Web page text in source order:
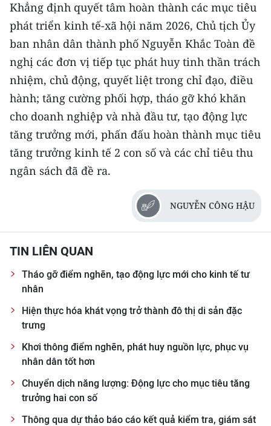
Khẳng định quyết tâm hoàn thành các mục tiêu
phát triển kinh tế-xã hội năm 2026, Chủ tịch Ủy
ban nhân dân thành phố Nguyễn Khắc Toàn đề
nghị các đơn vị tiếp tục phát huy tinh thần trách
nhiệm, chủ động, quyết liệt trong chỉ đạo, điều
hành; tăng cường phối hợp, tháo gỡ khó khăn
cho doanh nghiệp và nhà đầu tư, tạo động lực
tăng trưởng mới, phấn đấu hoàn thành mục tiêu
tăng trưởng kinh tế 2 con số và các chỉ tiêu thu
ngân sách đã đề ra.
NGUYỄN CÔNG HẬU
TIN LIÊN QUAN
Tháo gỡ điểm nghẽn, tạo động lực mới cho kinh tế tư
nhân
Hiện thực hóa khát vọng trở thành đô thị di sản đặc
trưng
Khơi thông điểm nghẽn, phát huy nguồn lực, phục vụ
nhân dân tốt hơn
Chuyển dịch năng lượng: Động lực cho mục tiêu tăng
trưởng hai con số
Thông qua dự thảo báo cáo kết quả kiểm tra, giám sát